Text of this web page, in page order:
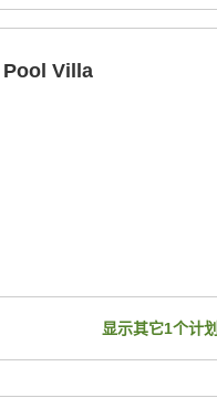
Villa
显示其它1个计划